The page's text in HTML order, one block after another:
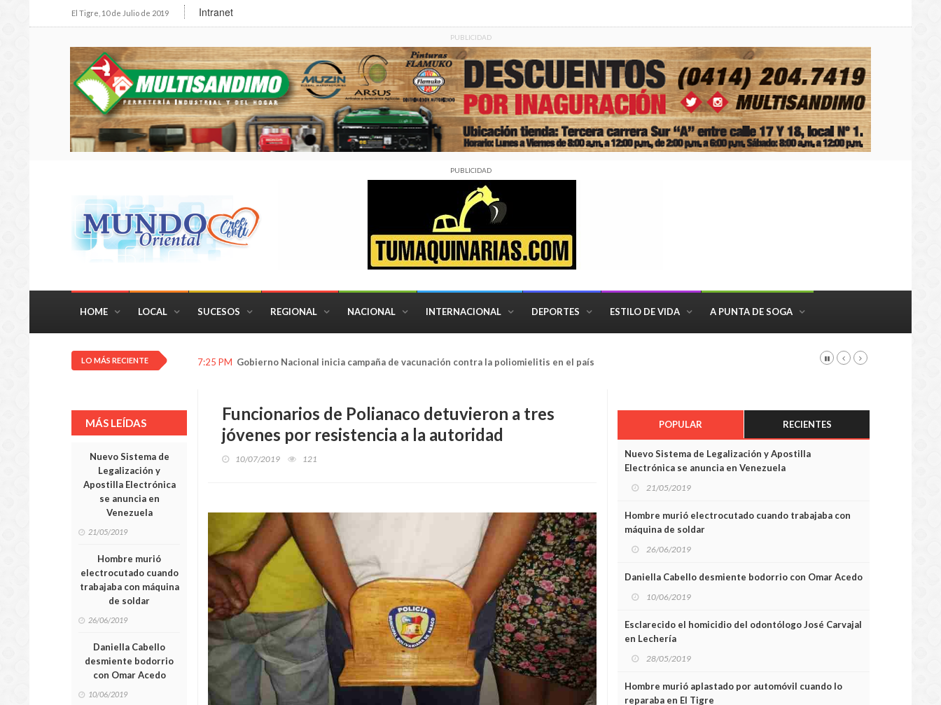
El Tigre, 10 de Julio de 2019 Intranet
PUBLICIDAD
PUBLICIDAD
HOME LOCAL SUCESOS REGIONAL NACIONAL INTERNACIONAL DEPORTES ESTILO DE VIDA A PUNTA DE SOGA
LO MÁS RECIENTE 7:25 PM Gobierno Nacional inicia campaña de vacunación contra la poliomielitis en el país
MÁS LEÍDAS
Nuevo Sistema de
Legalización y
Apostilla Electrónica
se anuncia en
Venezuela
21/05/2019
Hombre murió
electrocutado cuando
trabajaba con máquina
de soldar
26/06/2019
Daniella Cabello
desmiente bodorrio
con Omar Acedo
10/06/2019
Funcionarios de Polianaco detuvieron a tres
jóvenes por resistencia a la autoridad
10/07/2019 121
POPULAR RECIENTES
Nuevo Sistema de Legalización y Apostilla
Electrónica se anuncia en Venezuela
21/05/2019
Hombre murió electrocutado cuando trabajaba con
máquina de soldar
26/06/2019
Daniella Cabello desmiente bodorrio con Omar Acedo
10/06/2019
Esclarecido el homicidio del odontólogo José Carvajal
en Lechería
28/05/2019
Hombre murió aplastado por automóvil cuando lo
reparaba en El Tigre